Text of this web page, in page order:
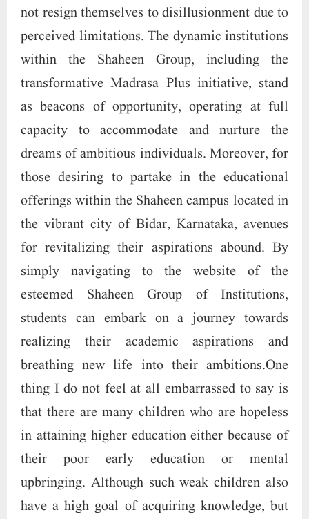
not resign themselves to disillusionment due to
perceived limitations. The dynamic institutions
within the Shaheen Group, including the
transformative Madrasa Plus initiative, stand
as beacons of opportunity, operating at full
capacity to accommodate and nurture the
dreams of ambitious individuals. Moreover, for
those desiring to partake in the educational
offerings within the Shaheen campus located in
the vibrant city of Bidar, Karnataka, avenues
for revitalizing their aspirations abound. By
simply navigating to the website of the
esteemed Shaheen Group of Institutions,
students can embark on a journey towards
realizing their academic aspirations and
breathing new life into their ambitions.One
thing I do not feel at all embarrassed to say is
that there are many children who are hopeless
in attaining higher education either because of
their poor early education or mental
upbringing. Although such weak children also
have a high goal of acquiring knowledge, but